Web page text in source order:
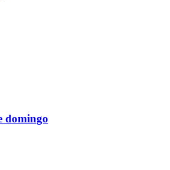
domingo